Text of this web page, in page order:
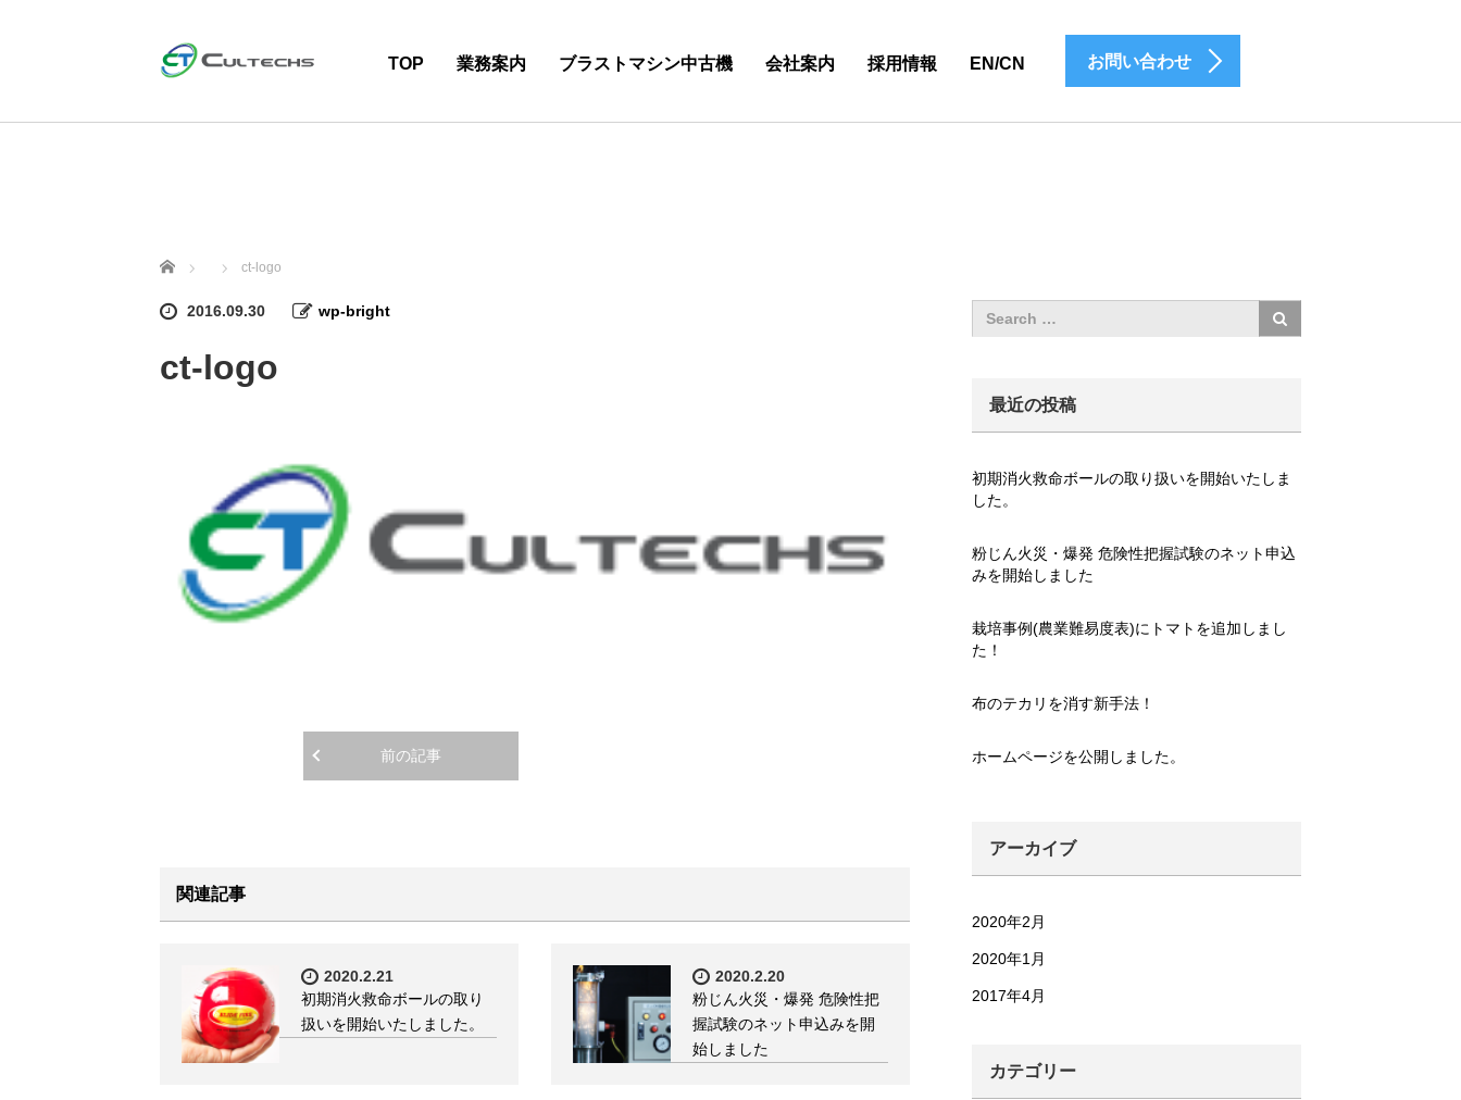
TOP 業務案内 ブラストマシン中古機 会社案内 採用情報 EN/CN お問い合わせ
ホーム ct-logo
2016.09.30 wp-bright
ct-logo
前の記事
関連記事
2020.2.21
初期消火救命ボールの取り
扱いを開始いたしました。
2020.2.20
粉じん火災・爆発 危険性把
握試験のネット申込みを開
始しました
最近の投稿
初期消火救命ボールの取り扱いを開始いたしま
した。
粉じん火災・爆発 危険性把握試験のネット申込
みを開始しました
栽培事例(農業難易度表)にトマトを追加しまし
た！
布のテカリを消す新手法！
ホームページを公開しました。
アーカイブ
2020年2月
2020年1月
2017年4月
カテゴリー